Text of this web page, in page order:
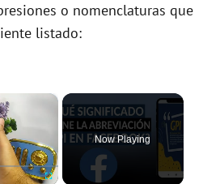
o nomenclaturas que
listado:
×
Now Playing